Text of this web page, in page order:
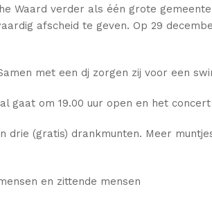
Waard verder als één grote
afscheid te geven. Op 29
met een dj zorgen zij voor een
om 19.00 uur open en het
(gratis) drankmunten. Meer